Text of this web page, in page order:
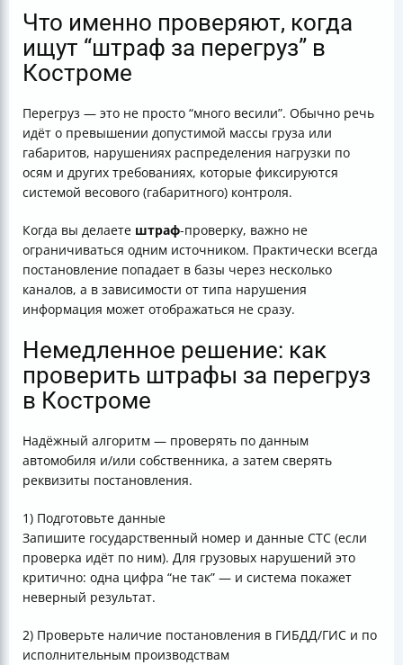
Костроме
Что именно проверяют, когда
ищут “штраф за перегруз” в
Костроме
Перегруз — это не просто “много весили”. Обычно речь
идёт о превышении допустимой массы груза или
габаритов, нарушениях распределения нагрузки по
осям и других требованиях, которые фиксируются
системой весового (габаритного) контроля.
Когда вы делаете штраф-проверку, важно не
ограничиваться одним источником. Практически всегда
постановление попадает в базы через несколько
каналов, а в зависимости от типа нарушения
информация может отображаться не сразу.
Немедленное решение: как
проверить штрафы за перегруз
в Костроме
Надёжный алгоритм — проверять по данным
автомобиля и/или собственника, а затем сверять
реквизиты постановления.
1) Подготовьте данные
Запишите государственный номер и данные СТС (если
проверка идёт по ним). Для грузовых нарушений это
критично: одна цифра “не так” — и система покажет
неверный результат.
2) Проверьте наличие постановления в ГИБДД/ГИС и по
исполнительным производствам